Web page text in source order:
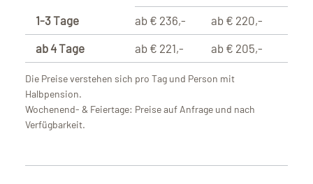
1-3 Tage
ab 4 Tage
ab € 236,-
ab € 221,-
ab € 220,-
ab € 205,-
Die Preise verstehen sich pro Tag und Person mit
Halbpension.
Wochenend- & Feiertage: Preise auf Anfrage und nach
Verfügbarkeit.